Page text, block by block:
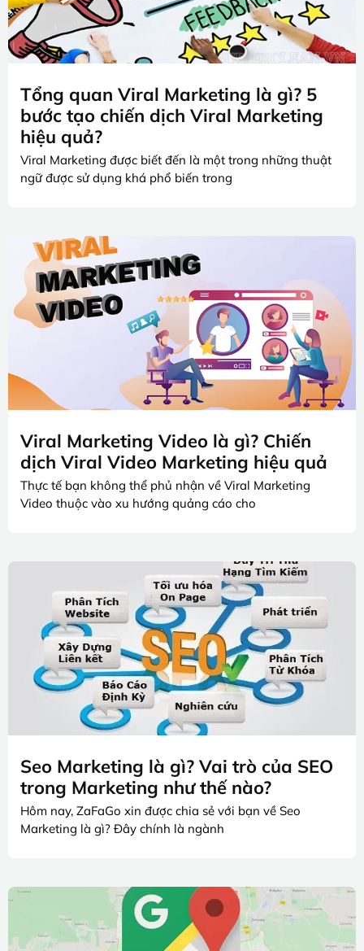
Tổng quan Viral Marketing là gì? 5
bước tạo chiến dịch Viral Marketing
hiệu quả?
Viral Marketing được biết đến là một trong những thuật
ngữ được sử dụng khá phổ biến trong
Viral Marketing Video là gì? Chiến
dịch Viral Video Marketing hiệu quả
Thực tế bạn không thể phủ nhận về Viral Marketing
Video thuộc vào xu hướng quảng cáo cho
Seo Marketing là gì? Vai trò của SEO
trong Marketing như thế nào?
Hôm nay, ZaFaGo xin được chia sẻ với bạn về Seo
Marketing là gì? Đây chính là ngành